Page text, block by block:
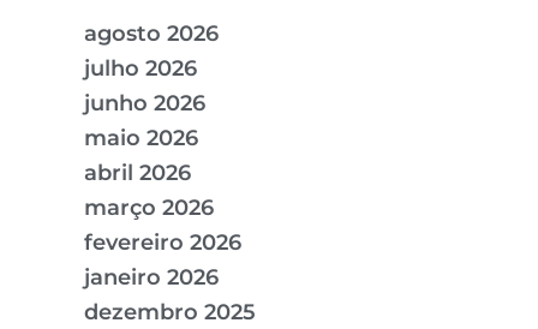
agosto 2026
julho 2026
junho 2026
maio 2026
abril 2026
março 2026
fevereiro 2026
janeiro 2026
dezembro 2025